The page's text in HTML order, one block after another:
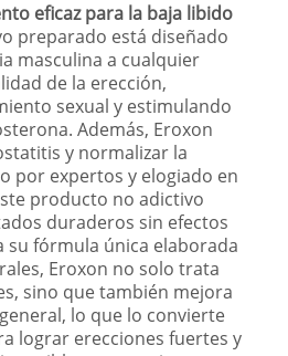
eficaz para la baja libido
preparado está diseñado
masculina a cualquier
de la erección,
sexual y estimulando
Además, Eroxon
y normalizar la
por expertos y elogiado en
producto no adictivo
duraderos sin efectos
su fórmula única elaborada
Eroxon no solo trata
sino que también mejora
lo que lo convierte
lograr erecciones fuertes y